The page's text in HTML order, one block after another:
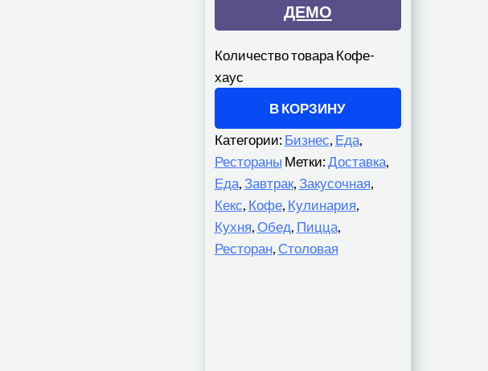
ДЕМО
Количество товара Кофе-
хаус
В КОРЗИНУ
Категории:Бизнес, Еда,
Рестораны Метки:Доставка,
Еда,Завтрак,Закусочная,
Кекс, Кофе, Кулинария,
Кухня,Обед, Пицца,
Ресторан, Столовая